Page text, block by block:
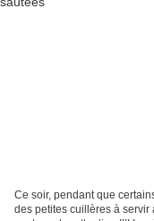
Ce soir, pendant que
des petites cuillères à servir